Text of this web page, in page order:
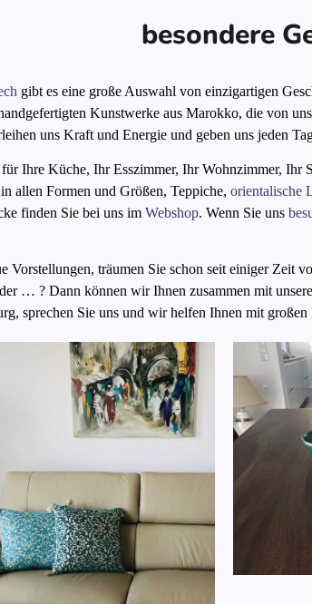
besondere
gibt es eine große Auswahl von einzigartigen
Kunstwerke aus Marokko, die von
uns Kraft und Energie und geben uns jeden
Ihre Küche, Ihr Esszimmer, Ihr Wohnzimmer, Ihr
in allen Formen und Größen, Teppiche, orientalische
finden Sie bei uns im Webshop. Wenn Sie uns
Vorstellungen, träumen Sie schon seit einiger Zeit
… ? Dann können wir Ihnen zusammen mit
sprechen Sie uns und wir helfen Ihnen mit